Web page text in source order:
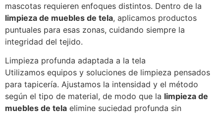
mascotas requieren enfoques distintos. Dentro de la
limpieza de muebles de tela, aplicamos productos
puntuales para esas zonas, cuidando siempre la
integridad del tejido.
Limpieza profunda adaptada a la tela
Utilizamos equipos y soluciones de limpieza pensados
para tapicería. Ajustamos la intensidad y el método
según el tipo de material, de modo que la limpieza de
muebles de tela elimine suciedad profunda sin